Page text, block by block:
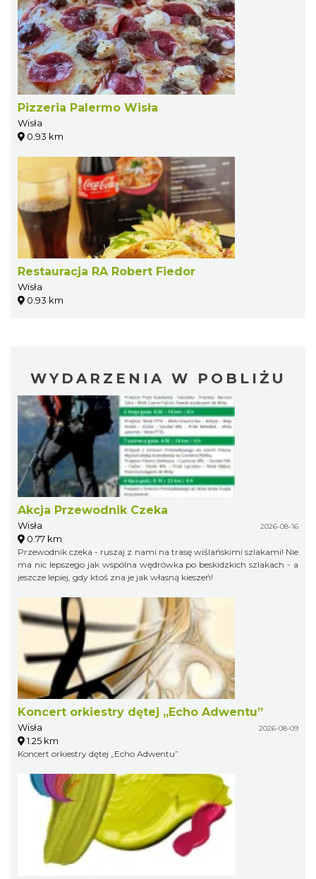
Pizzeria Palermo Wisła
Wisła
0.93 km
Restauracja RA Robert Fiedor
Wisła
0.93 km
WYDARZENIA W POBLIŻU
Akcja Przewodnik Czeka
Wisła 2026-08-16
0.77 km
Przewodnik czeka - ruszaj z nami na trasę wiślańskimi szlakami! Nie
ma nic lepszego jak wspólna wędrówka po beskidzkich szlakach - a
jeszcze lepiej, gdy ktoś zna je jak własną kieszeń!
Koncert orkiestry dętej „Echo Adwentu”
Wisła 2026-08-09
1.25 km
Koncert orkiestry dętej „Echo Adwentu”